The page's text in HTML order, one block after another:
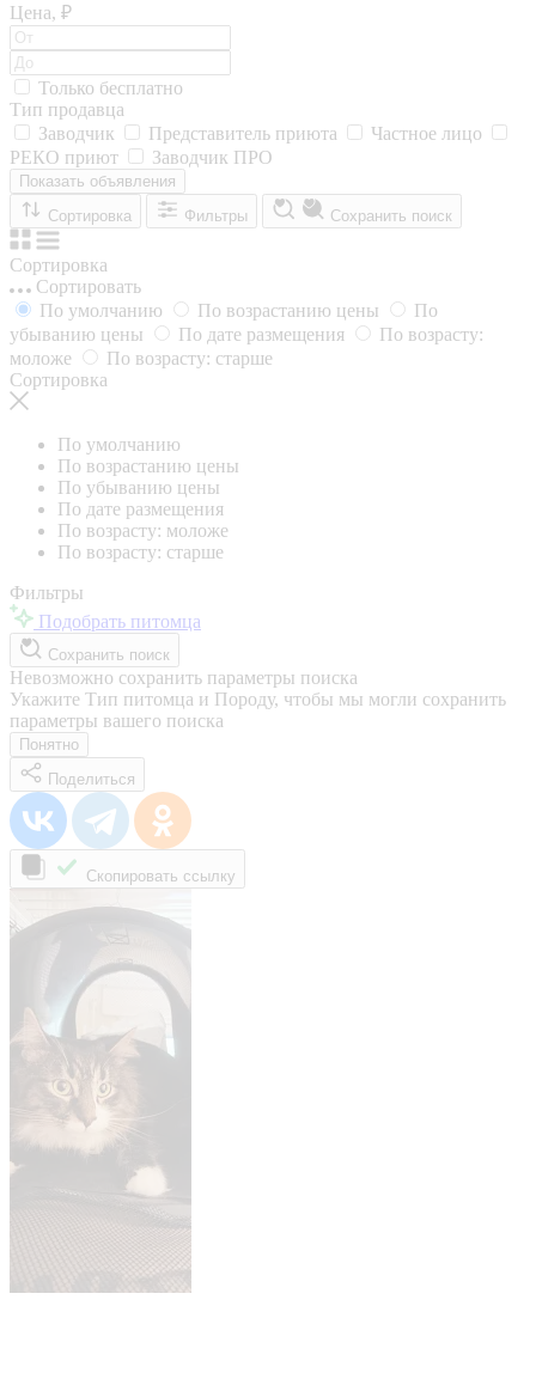
Цена, ₽
Только бесплатно
Тип продавца
Заводчик
Представитель приюта
Частное лицо
РЕКО приют
Заводчик ПРО
Показать объявления
Сортировка
Фильтры Сохранить поиск
Сортировка
Сортировать
По умолчанию
По возрастанию цены
По
убыванию цены
По дате размещения
По возрасту:
моложе
По возрасту: старше
Сортировка
По умолчанию
По возрастанию цены
По убыванию цены
По дате размещения
По возрасту: моложе
По возрасту: старше
Фильтры
Подобрать питомца
Сохранить поиск
Невозможно сохранить параметры поиска
Укажите Тип питомца и Породу, чтобы мы могли сохранить
параметры вашего поиска
Понятно
Поделиться
Скопировать ссылку